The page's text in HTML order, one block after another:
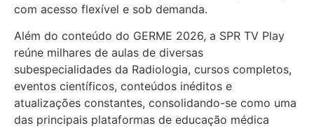
com acesso flexível e sob demanda.
Além do conteúdo do GERME 2026, a SPR TV Play
reúne milhares de aulas de diversas
subespecialidades da Radiologia, cursos completos,
eventos científicos, conteúdos inéditos e
atualizações constantes, consolidando-se como uma
das principais plataformas de educação médica